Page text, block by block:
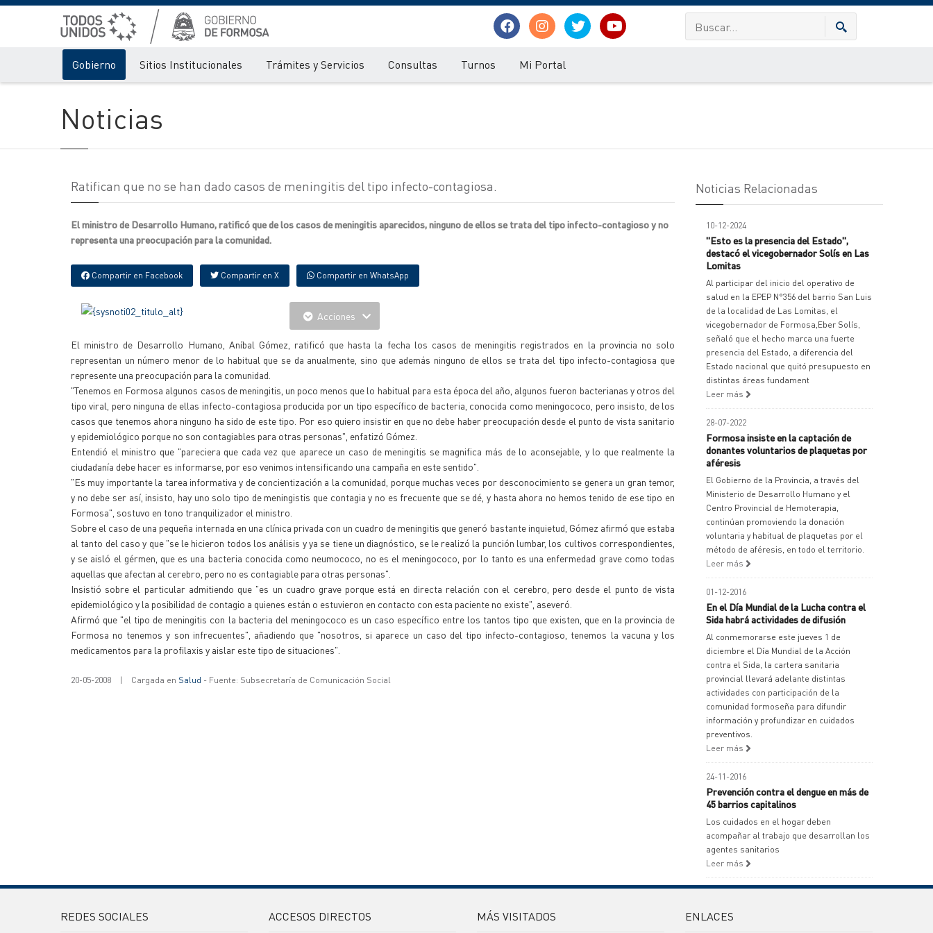
Gobierno Sitios Institucionales Trámites y Servicios Consultas Turnos Mi Portal
Noticias
Ratifican que no se han dado casos de meningitis del tipo infecto-contagiosa.
El ministro de Desarrollo Humano, ratificó que de los casos de meningitis aparecidos, ninguno de ellos se trata del tipo infecto-contagioso y no
representa una preocupación para la comunidad.
Compartir en Facebook Compartir en X Compartir en WhatsApp
Acciones
El ministro de Desarrollo Humano, Aníbal Gómez, ratificó que hasta la fecha los casos de meningitis registrados en la provincia no solo
representan un número menor de lo habitual que se da anualmente, sino que además ninguno de ellos se trata del tipo infecto-contagiosa que
represente una preocupación para la comunidad.
"Tenemos en Formosa algunos casos de meningitis, un poco menos que lo habitual para esta época del año, algunos fueron bacterianas y otros del
tipo viral, pero ninguna de ellas infecto-contagiosa producida por un tipo específico de bacteria, conocida como meningococo, pero insisto, de los
casos que tenemos ahora ninguno ha sido de este tipo. Por eso quiero insistir en que no debe haber preocupación desde el punto de vista sanitario
y epidemiológico porque no son contagiables para otras personas", enfatizó Gómez.
Entendió el ministro que "pareciera que cada vez que aparece un caso de meningitis se magnifica más de lo aconsejable, y lo que realmente la
ciudadanía debe hacer es informarse, por eso venimos intensificando una campaña en este sentido".
"Es muy importante la tarea informativa y de concientización a la comunidad, porque muchas veces por desconocimiento se genera un gran temor,
y no debe ser así, insisto, hay uno solo tipo de meningistis que contagia y no es frecuente que se dé, y hasta ahora no hemos tenido de ese tipo en
Formosa", sostuvo en tono tranquilizador el ministro.
Sobre el caso de una pequeña internada en una clínica privada con un cuadro de meningitis que generó bastante inquietud, Gómez afirmó que estaba
al tanto del caso y que "se le hicieron todos los análisis y ya se tiene un diagnóstico, se le realizó la punción lumbar, los cultivos correspondientes,
y se aisló el gérmen, que es una bacteria conocida como neumococo, no es el meningococo, por lo tanto es una enfermedad grave como todas
aquellas que afectan al cerebro, pero no es contagiable para otras personas".
Insistió sobre el particular admitiendo que "es un cuadro grave porque está en directa relación con el cerebro, pero desde el punto de vista
epidemiológico y la posibilidad de contagio a quienes están o estuvieron en contacto con esta paciente no existe", aseveró.
Afirmó que "el tipo de meningitis con la bacteria del meningococo es un caso específico entre los tantos tipo que existen, que en la provincia de
Formosa no tenemos y son infrecuentes", añadiendo que "nosotros, si aparece un caso del tipo infecto-contagioso, tenemos la vacuna y los
medicamentos para la profilaxis y aislar este tipo de situaciones".
20-05-2008 | Cargada en Salud - Fuente: Subsecretaría de Comunicación Social
Noticias Relacionadas
10-12-2024
"Esto es la presencia del Estado",
destacó el vicegobernador Solís en Las
Lomitas
Al participar del inicio del operativo de
salud en la EPEP N°356 del barrio San Luis
de la localidad de Las Lomitas, el
vicegobernador de Formosa,Eber Solís,
señaló que el hecho marca una fuerte
presencia del Estado, a diferencia del
Estado nacional que quitó presupuesto en
distintas áreas fundament
Leer más
28-07-2022
Formosa insiste en la captación de
donantes voluntarios de plaquetas por
aféresis
El Gobierno de la Provincia, a través del
Ministerio de Desarrollo Humano y el
Centro Provincial de Hemoterapia,
continúan promoviendo la donación
voluntaria y habitual de plaquetas por el
método de aféresis, en todo el territorio.
Leer más
01-12-2016
En el Día Mundial de la Lucha contra el
Sida habrá actividades de difusión
Al conmemorarse este jueves 1 de
diciembre el Día Mundial de la Acción
contra el Sida, la cartera sanitaria
provincial llevará adelante distintas
actividades con participación de la
comunidad formoseña para difundir
información y profundizar en cuidados
preventivos.
Leer más
24-11-2016
Prevención contra el dengue en más de
45 barrios capitalinos
Los cuidados en el hogar deben
acompañar al trabajo que desarrollan los
agentes sanitarios
Leer más
REDES SOCIALES ACCESOS DIRECTOS MÁS VISITADOS ENLACES